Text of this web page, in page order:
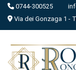
0744-300525
Via dei Gonzaga 1 -